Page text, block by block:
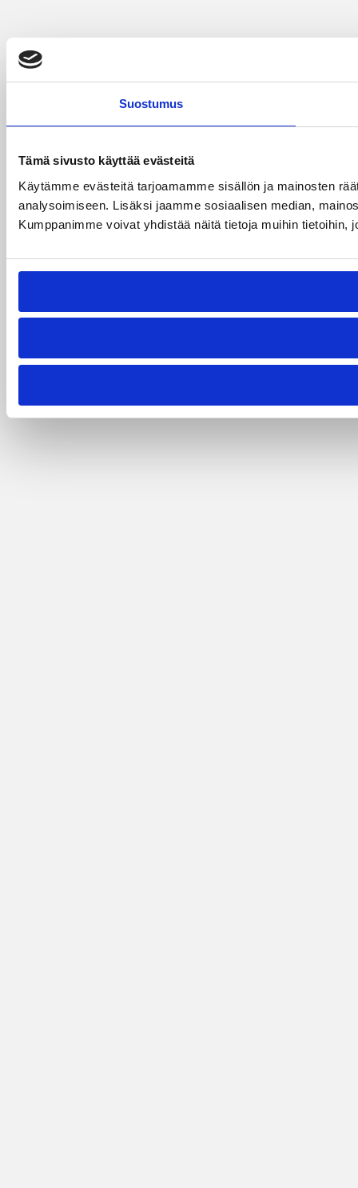
Suostumus
Tämä sivusto käyttää evästeitä
Käytämme evästeitä tarjoamamme sisällön ja mainosten
analysoimiseen. Lisäksi jaamme sosiaalisen median,
Kumppanimme voivat yhdistää näitä tietoja muihin tietoihin,